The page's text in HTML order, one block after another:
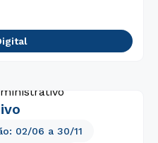
02/06 a 30/11